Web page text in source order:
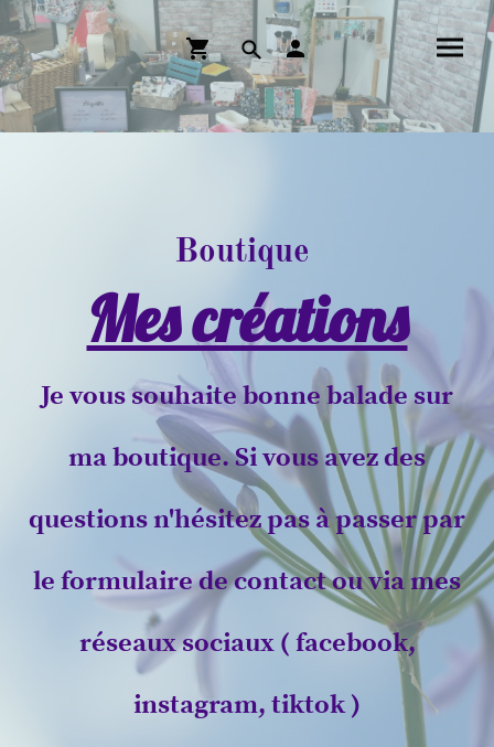
Boutique
Mes créations
Je vous souhaite bonne balade sur
ma boutique. Si vous avez des
questions n'hésitez pas à passer par
le formulaire de contact ou via mes
réseaux sociaux ( facebook,
instagram, tiktok )